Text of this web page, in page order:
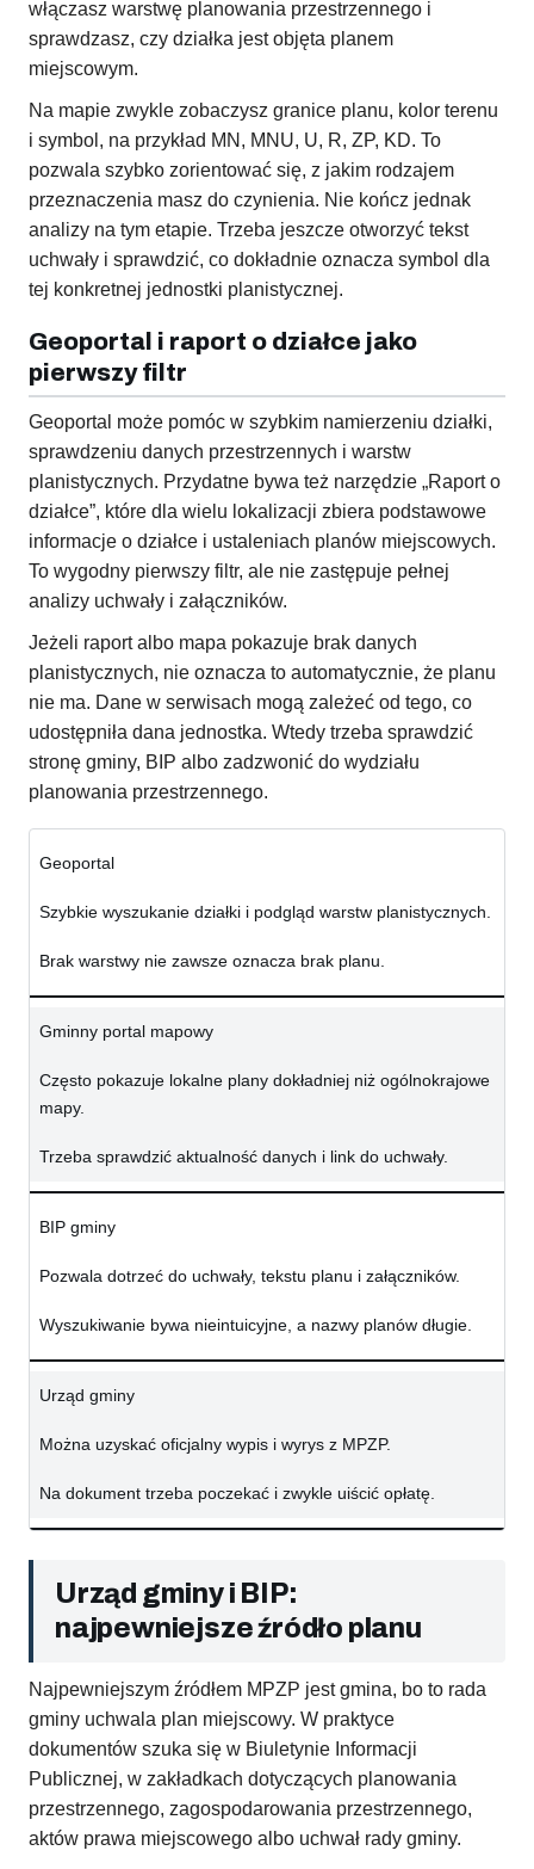
włączasz warstwę planowania przestrzennego i
sprawdzasz, czy działka jest objęta planem
miejscowym.
Na mapie zwykle zobaczysz granice planu, kolor terenu
i symbol, na przykład MN, MNU, U, R, ZP, KD. To
pozwala szybko zorientować się, z jakim rodzajem
przeznaczenia masz do czynienia. Nie kończ jednak
analizy na tym etapie. Trzeba jeszcze otworzyć tekst
uchwały i sprawdzić, co dokładnie oznacza symbol dla
tej konkretnej jednostki planistycznej.
Geoportal i raport o działce jako
pierwszy filtr
Geoportal może pomóc w szybkim namierzeniu działki,
sprawdzeniu danych przestrzennych i warstw
planistycznych. Przydatne bywa też narzędzie „Raport o
działce”, które dla wielu lokalizacji zbiera podstawowe
informacje o działce i ustaleniach planów miejscowych.
To wygodny pierwszy filtr, ale nie zastępuje pełnej
analizy uchwały i załączników.
Jeżeli raport albo mapa pokazuje brak danych
planistycznych, nie oznacza to automatycznie, że planu
nie ma. Dane w serwisach mogą zależeć od tego, co
udostępniła dana jednostka. Wtedy trzeba sprawdzić
stronę gminy, BIP albo zadzwonić do wydziału
planowania przestrzennego.
Geoportal
Szybkie wyszukanie działki i podgląd warstw planistycznych.
Brak warstwy nie zawsze oznacza brak planu.
Gminny portal mapowy
Często pokazuje lokalne plany dokładniej niż ogólnokrajowe
mapy.
Trzeba sprawdzić aktualność danych i link do uchwały.
BIP gminy
Pozwala dotrzeć do uchwały, tekstu planu i załączników.
Wyszukiwanie bywa nieintuicyjne, a nazwy planów długie.
Urząd gminy
Można uzyskać oficjalny wypis i wyrys z MPZP.
Na dokument trzeba poczekać i zwykle uiścić opłatę.
Urząd gminy i BIP:
najpewniejsze źródło planu
Najpewniejszym źródłem MPZP jest gmina, bo to rada
gminy uchwala plan miejscowy. W praktyce
dokumentów szuka się w Biuletynie Informacji
Publicznej, w zakładkach dotyczących planowania
przestrzennego, zagospodarowania przestrzennego,
aktów prawa miejscowego albo uchwał rady gminy.